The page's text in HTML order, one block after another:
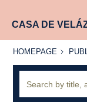
CASA DE
HOMEPAGE
HOMEPAGE